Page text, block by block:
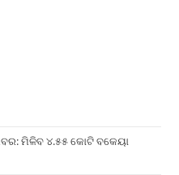
ମିଳିବ ୪.୫୫ କୋଟି ବକେୟା